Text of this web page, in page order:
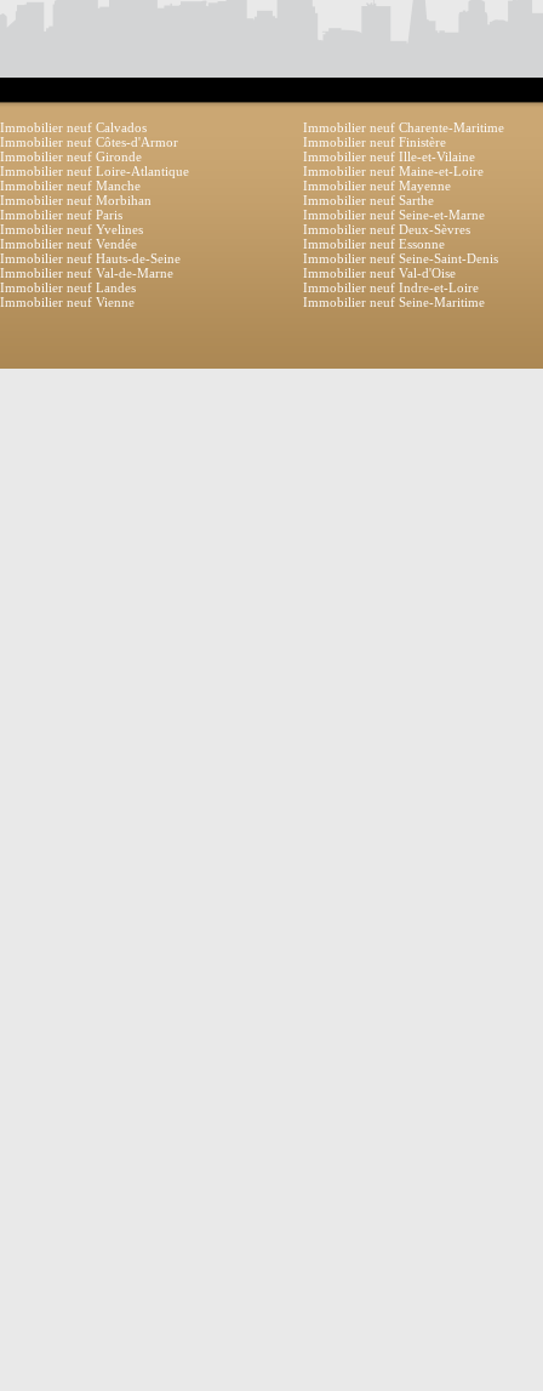
Immobilier neuf Calvados
Immobilier neuf Charente-Maritime
Immobilier neuf Côtes-d'Armor
Immobilier neuf Finistère
Immobilier neuf Gironde
Immobilier neuf Ille-et-Vilaine
Immobilier neuf Loire-Atlantique
Immobilier neuf Maine-et-Loire
Immobilier neuf Manche
Immobilier neuf Mayenne
Immobilier neuf Morbihan
Immobilier neuf Sarthe
Immobilier neuf Paris
Immobilier neuf Seine-et-Marne
Immobilier neuf Yvelines
Immobilier neuf Deux-Sèvres
Immobilier neuf Vendée
Immobilier neuf Essonne
Immobilier neuf Hauts-de-Seine
Immobilier neuf Seine-Saint-Denis
Immobilier neuf Val-de-Marne
Immobilier neuf Val-d'Oise
Immobilier neuf Landes
Immobilier neuf Indre-et-Loire
Immobilier neuf Vienne
Immobilier neuf Seine-Maritime